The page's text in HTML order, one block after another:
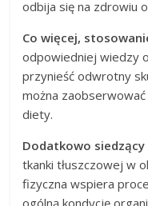
odbija się na zdrowiu
Co więcej,
odpowiedniej wiedzy
przynieść odwrotny
można
diety.
Dodatkowo siedzący
tkanki tłuszczowej w
fizyczna wspiera